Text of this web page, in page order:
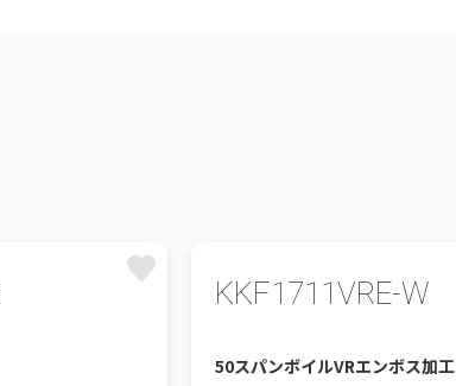
KKF1711VRE-W
50スパンボイルVRエンボス加工